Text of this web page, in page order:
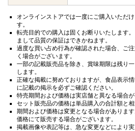
オンラインストアでは一度にご購入いただ
す。
転売目的での購入は固くお断りいたします
まして品質の保証はできかねます。
過度な買い占め行為が確認された場合、ご
く場合がございます。
一部の記載販売品を除き、賞味期限は残り
します。
正確な掲載に努めておりますが、食品表示
に記載の掲示を必ずご確認ください。
特売期間および価格は実店舗と異なる場合が
セット販売品の価格は単品購入の合計額と相
期間および価格は変更となる場合がありま
価格にて販売する場合がございます。
掲載画像や表記等は、急な変更などにより